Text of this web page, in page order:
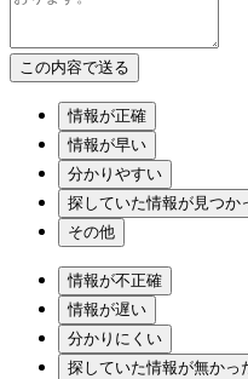
情報が正確
情報が早い
分かりやすい
探していた情報が見つか
その他
情報が不正確
情報が遅い
分かりにくい
探していた情報が無かっ